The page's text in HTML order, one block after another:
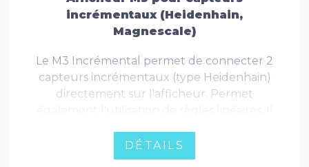
incrémentaux (Heidenhain,
Magnescale)
Le M3 Incrémental permet de connecter 2
capteurs incrémentaux (type Heidenhain)
directement sur l'afficheur. Permet
capteurs Magnescale ou Mitutoyo (via
adaptateurs).
DÉTAILS